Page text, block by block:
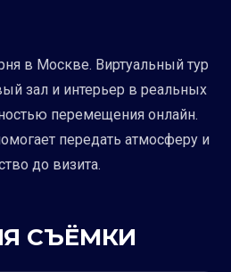
в Москве. Виртуальный тур
зал и интерьер в реальных
перемещения онлайн.
передать атмосферу и
до визита.
СЪЁМКИ